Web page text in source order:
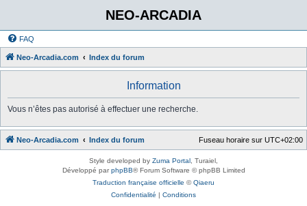
NEO-ARCADIA
FAQ
Neo-Arcadia.com Index du forum
Information
Vous n’êtes pas autorisé à effectuer une recherche.
Neo-Arcadia.com Index du forum Fuseau horaire sur UTC+02:00
Style developed by Zuma Portal , Turaiel,
Développé parphpBB® Forum Software © phpBB Limited
Traduction française officielle ©Qiaeru
Confidentialité | Conditions